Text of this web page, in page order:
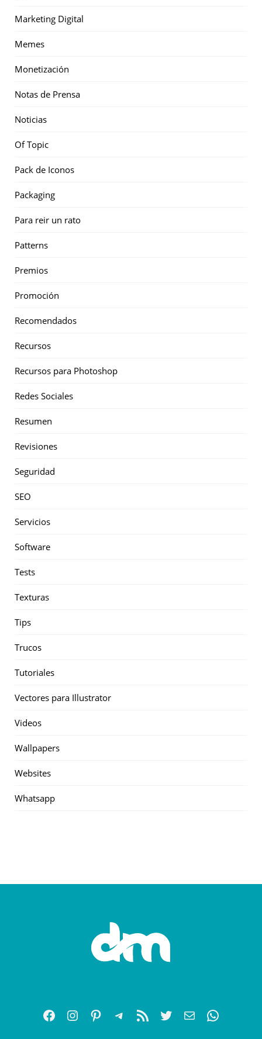
Marketing Digital
Memes
Monetización
Notas de Prensa
Noticias
Of Topic
Pack de Iconos
Packaging
Para reir un rato
Patterns
Premios
Promoción
Recomendados
Recursos
Recursos para Photoshop
Redes Sociales
Resumen
Revisiones
Seguridad
SEO
Servicios
Software
Tests
Texturas
Tips
Trucos
Tutoriales
Vectores para Illustrator
Videos
Wallpapers
Websites
Whatsapp